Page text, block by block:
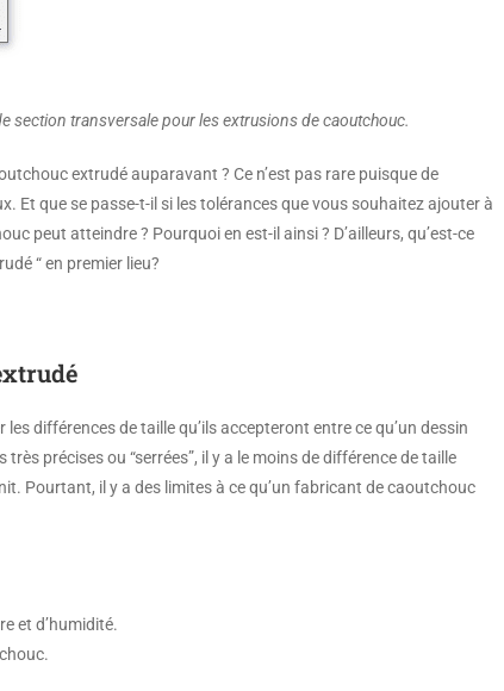
section transversale pour les extrusions de caoutchouc.
extrudé auparavant ? Ce n’est pas rare puisque de
Et que se passe-t-il si les tolérances que vous souhaitez ajouter à
peut atteindre ? Pourquoi en est-il ainsi ? D’ailleurs, qu’est-ce
“ en premier lieu?
différences de taille qu’ils accepteront entre ce qu’un dessin
précises ou “serrées”, il y a le moins de différence de taille
Pourtant, il y a des limites à ce qu’un fabricant de caoutchouc
et d’humidité.